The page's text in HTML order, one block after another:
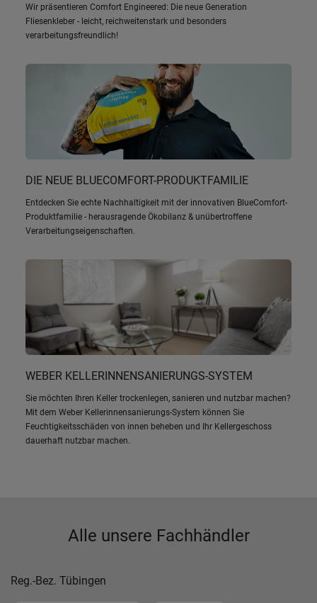
Wir präsentieren Comfort Engineered: Die neue Generation
Fliesenkleber - leicht, reichweitenstark und besonders
verarbeitungsfreundlich!
DIE NEUE BLUECOMFORT-PRODUKTFAMILIE
Entdecken Sie echte Nachhaltigkeit mit der innovativen BlueComfort-
Produktfamilie - herausragende Ökobilanz & unübertroffene
Verarbeitungseigenschaften.
WEBER KELLERINNENSANIERUNGS-SYSTEM
Sie möchten Ihren Keller trockenlegen, sanieren und nutzbar machen?
Mit dem Weber Kellerinnensanierungs-System können Sie
Feuchtigkeitsschäden von innen beheben und Ihr Kellergeschoss
dauerhaft nutzbar machen.
Alle unsere Fachhändler
Reg.-Bez. Tübingen